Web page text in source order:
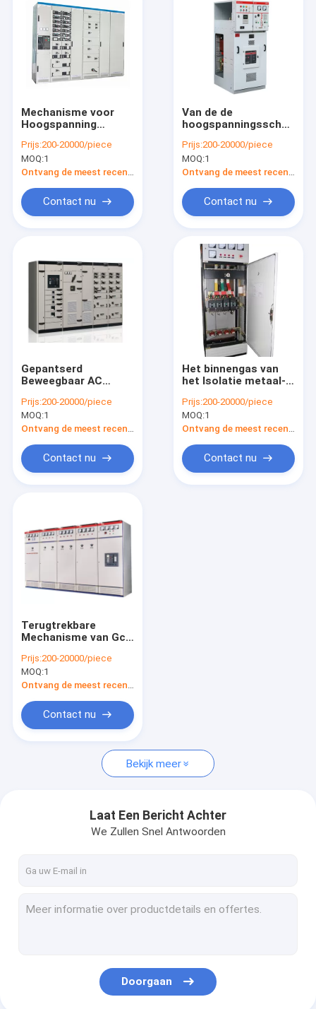
Producten
Over ons
Contacteer ons
Droge Typetransformator
Olie Ondergedompelde Transformator
industrieel elektromechanisme
Hoogspanningsschakelaars
middelgroot voltagemechanisme
Laagspanningsschakelinrichtingen
het mechanisme van de machtsdistributie
metaal ingesloten mechanisme
elektrodistributiedoos
Elektrohulpkantoordoos
Mechanisme voor
Hoogspanning
Prijs:200-20000/piece
MOQ:1
Ontvang de meest recente Prijs
Contact nu
Van de de
elektrische 10KV
metaal van de het
kabinetsxgn15-12
schakelaarkabinet in
van het ringsnetwerk
Prijs:200-20000/piece
MOQ:1
Ontvang de meest recente Prijs
Contact nu
Gepantserd
Beweegbaar AC
Mechanisme
Prijs:200-20000/piece
MOQ:1
Ontvang de meest recente Prijs
Contact nu
Het binnengas van
het Isolatie metaal-
Prijs:200-20000/piece
MOQ:1
Ontvang de meest recente Prijs
Contact nu
Terugtrekbare
Mechanisme van Gck
low voltage
Prijs:200-20000/piece
MOQ:1
Ontvang de meest recente Prijs
Contact nu
Bekijk meer
Laat Een Bericht Achter
We Zullen Snel Antwoorden
Doorgaan